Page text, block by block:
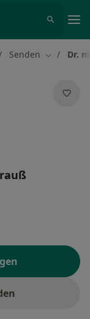
ändern
Senden StadtDr.